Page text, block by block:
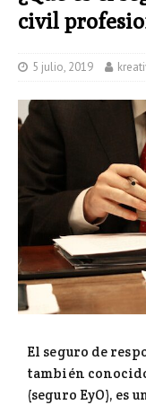
civil
5 julio, 2019
El seguro de
también
(seguro EyO), es